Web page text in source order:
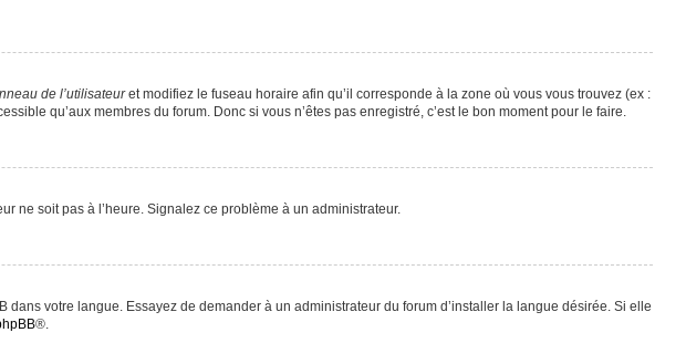
de l’utilisateuret modifiez le fuseau horaire afin qu’il corresponde à la zone où vous vous trouvez (ex :
qu’aux membres du forum. Donc si vous n’êtes pas enregistré, c’est le bon moment pour le faire.
ne soit pas à l’heure. Signalez ce problème à un administrateur.
votre langue. Essayez de demander à un administrateur du forum d’installer la langue désirée. Si elle
®.